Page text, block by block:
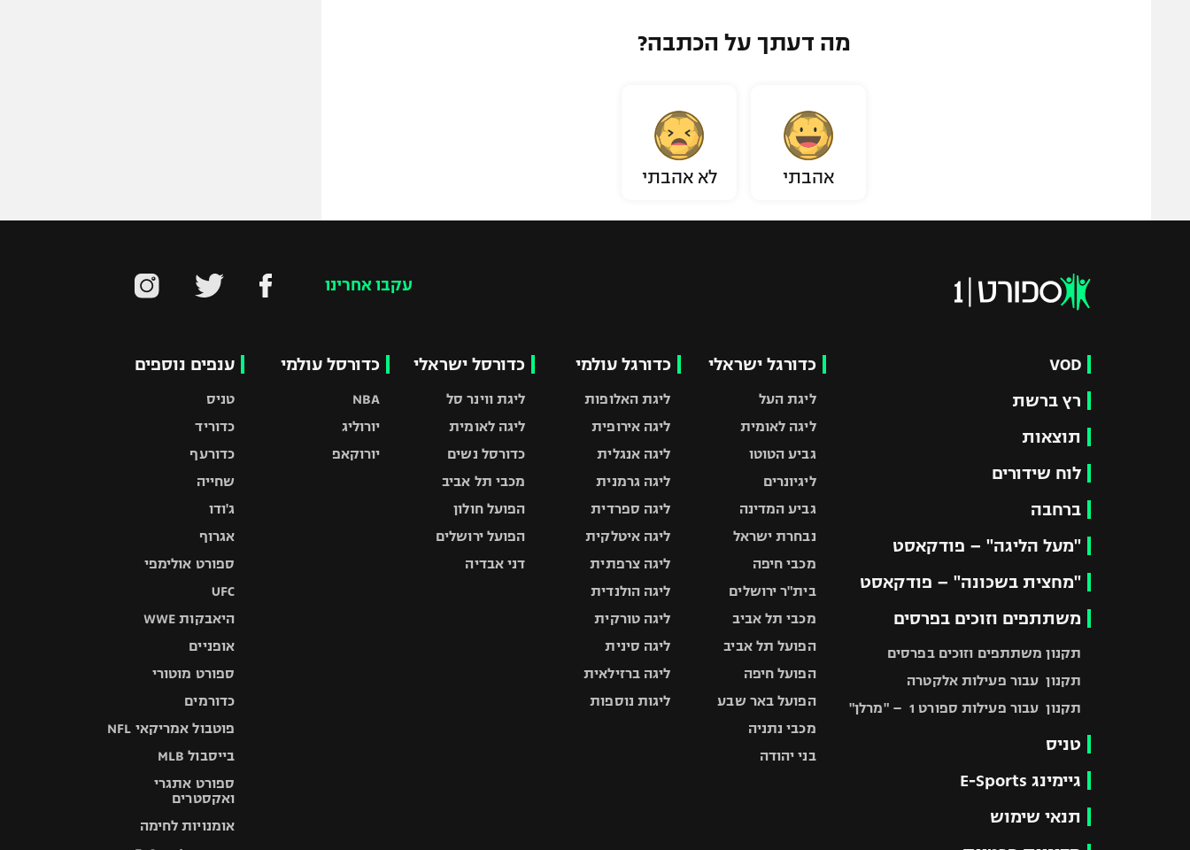
מה דעתך על הכתבה?
אהבתי לא אהבתי
עקבו אחרינו
VOD
רץ ברשת
תוצאות
לוח שידורים
ברחבה
"מעל הליגה" – פודקאסט
"מחצית בשכונה" – פודקאסט
משתתפים וזוכים בפרסים
תקנון משתתפים וזוכים בפרסים
תקנון עבור פעילות אלקטרה
תקנון עבור פעילות ספורט 1 – "מרלן"
טניס
גיימינג E-Sports
תנאי שימוש
כדורגל ישראלי
ליגת העל
ליגה לאומית
גביע הטוטו
ליגיונרים
גביע המדינה
נבחרת ישראל
מכבי חיפה
בית"ר ירושלים
מכבי תל אביב
הפועל תל אביב
הפועל חיפה
הפועל באר שבע
מכבי נתניה
בני יהודה
כדורגל עולמי
ליגת האלופות
ליגה אירופית
ליגה אנגלית
ליגה גרמנית
ליגה ספרדית
ליגה איטלקית
ליגה צרפתית
ליגה הולנדית
ליגה טורקית
ליגה סינית
ליגה ברזילאית
ליגות נוספות
כדורסל ישראלי
ליגת ווינר סל
ליגה לאומית
כדורסל נשים
מכבי תל אביב
הפועל חולון
הפועל ירושלים
דני אבדיה
כדורסל עולמי
NBA
יורוליג
יורוקאפ
ענפים נוספים
טניס
כדוריד
כדורעף
שחייה
ג'ודו
אגרוף
ספורט אולימפי
UFC
היאבקות WWE
אופניים
ספורט מוטורי
כדורמים
פוטבול אמריקאי NFL
בייסבול MLB
ספורט אתגרי
ואקסטרים
אומנויות לחימה